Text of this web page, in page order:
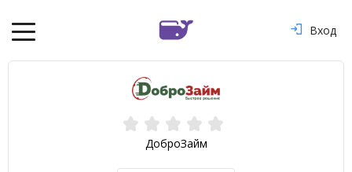
Вход
ДоброЗайм